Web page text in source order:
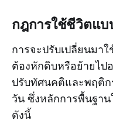
กฎการใช้ชีวิตแบ
การจะปรับเปลี่ยนมา
ต้องหักดิบหรือย้ายไป
ปรับทัศนคติและพฤติก
วัน ซึ่งหลักการพื้นฐา
ดังนี้